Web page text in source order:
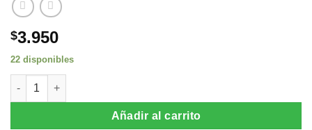
$3.950
22 disponibles
Semillas de Siempreviva variado (1 gr) cantidad
Añadir al carrito